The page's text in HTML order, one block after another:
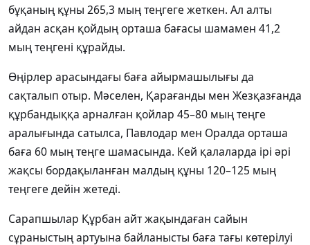
бұқаның құны 265,3 мың теңгеге жеткен. Ал алты
айдан асқан қойдың орташа бағасы шамамен 41,2
мың теңгені құрайды.
Өңірлер арасындағы баға айырмашылығы да
сақталып отыр. Мәселен, Қарағанды мен Жезқазғанда
құрбандыққа арналған қойлар 45–80 мың теңге
аралығында сатылса, Павлодар мен Оралда орташа
баға 60 мың теңге шамасында. Кей қалаларда ірі әрі
жақсы бордақыланған малдың құны 120–125 мың
теңгеге дейін жетеді.
Сарапшылар Құрбан айт жақындаған сайын
сұраныстың артуына байланысты баға тағы көтерілуі